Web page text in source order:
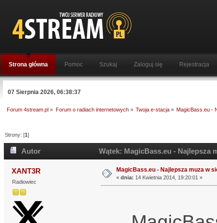
Strona główna Pomoc Szukaj Zaloguj się Rejestracja
07 Sierpnia 2026, 06:38:37
Forum 4stream.pl » Forum o radiach internetowych» Twoja e-stacja» MagicBass.eu -
Strony: [1]
Autor Wątek: MagicBass.eu - Najlepsza
XANT3R
Radiowiec
MagicBass.eu - Najlepsza muza w
« dnia: 14 Kwietnia 2014, 19:20:01 »